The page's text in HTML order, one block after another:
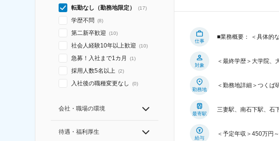
転勤なし（勤務地限定） (17)
学歴不問 (8)
第二新卒歓迎 (10)
社会人経験10年以上歓迎 (10)
急募！入社まで1カ月 (1)
採用人数5名以上 (2)
入社後の職種変更なし (0)
会社・職場の環境
待遇・福利厚生
仕事
■業務概要： ＜具体的
対象
＜最終学歴＞大学院、
勤務地
＜勤務地詳細＞つくば
最寄駅
三妻駅、南石下駅、石
給与
＜予定年収＞450万円